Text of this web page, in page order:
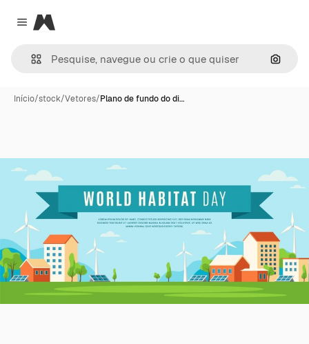
Close menu
Magnific
Início/stock/Vetores/Plano de fundo do di…